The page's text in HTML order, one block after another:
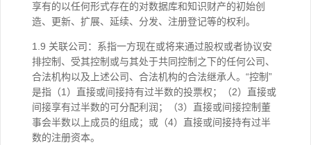
享有的以任何形式存在的对数据库和知识财产的初始创
造、更新、扩展、延续、分发、注册登记等的权利。
1.9 关联公司：系指一方现在或将来通过股权或者协议安
排控制、受其控制或与其处于共同控制之下的任何公司、
合法机构以及上述公司、合法机构的合法继承人。“控制”
是指（1）直接或间接持有过半数的投票权；（2）直接或
间接享有过半数的可分配利润；（3）直接或间接控制董
事会半数以上成员的组成；或（4）直接或间接持有过半
数的注册资本。